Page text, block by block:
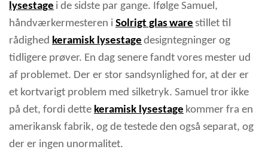
lysestage i de sidste par gange. Ifølge Samuel,
håndværkermesteren i Solrigt glas ware stillet til
rådighed keramisk lysestage designtegninger og
tidligere prøver. En dag senere fandt vores mester ud
af problemet. Der er stor sandsynlighed for, at der er
et kortvarigt problem med silketryk. Samuel tror ikke
på det, fordi dette keramisk lysestage kommer fra en
amerikansk fabrik, og de testede den også separat, og
der er ingen unormalitet.